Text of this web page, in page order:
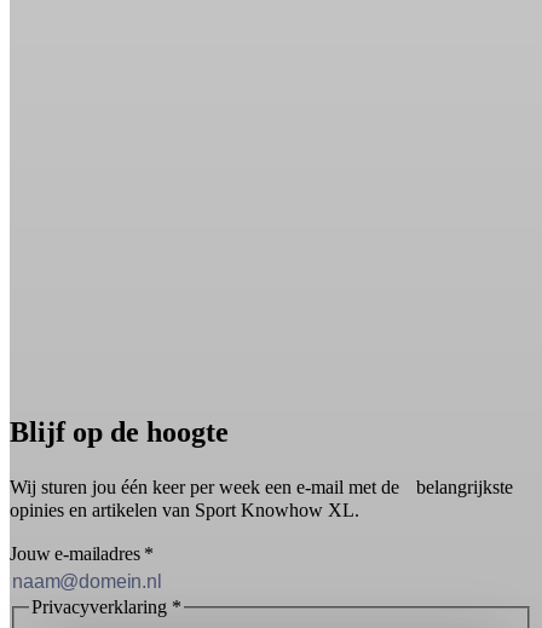
Blijf op de hoogte
Wij sturen jou één keer per week een e-mail met de belangrijkste
opinies en artikelen van Sport Knowhow XL.
Jouw e-mailadres *
Privacyverklaring *